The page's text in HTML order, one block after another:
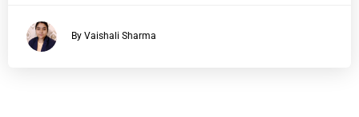
By Vaishali Sharma